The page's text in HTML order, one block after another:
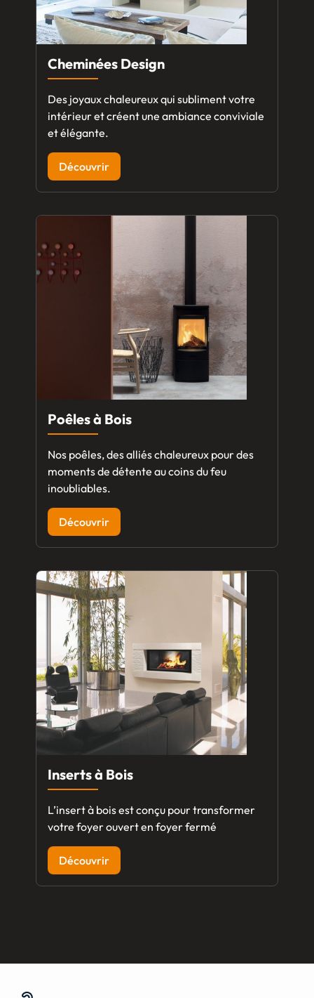
Cheminées Design
Des joyaux chaleureux qui subliment votre
intérieur et créent une ambiance conviviale
et élégante.
Découvrir
Poêles à Bois
Nos poêles, des alliés chaleureux pour des
moments de détente au coins du feu
inoubliables.
Découvrir
Inserts à Bois
L’insert à bois est conçu pour transformer
votre foyer ouvert en foyer fermé
Découvrir